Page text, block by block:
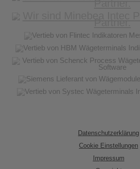
Datenschutzerklärung
Cookie Einstellungen
Impressum